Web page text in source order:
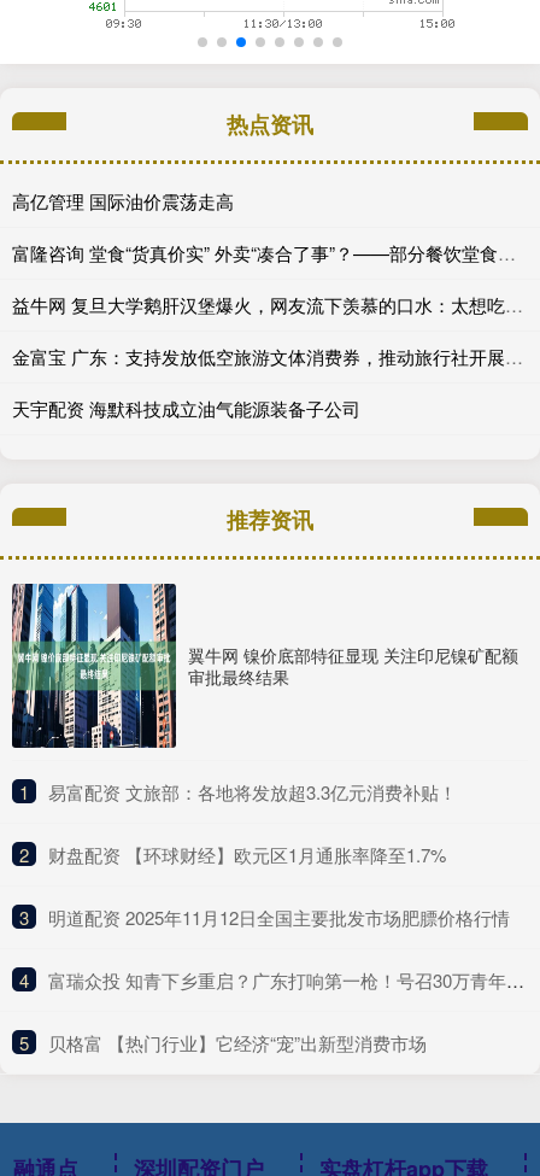
热点资讯
高亿管理 国际油价震荡走高
富隆咨询 堂食“货真价实” 外卖“凑合了事”？——部分餐饮堂食外卖“双标”现象调查_商家_消费者_一家
益牛网 复旦大学鹅肝汉堡爆火，网友流下羡慕的口水：太想吃了！
金富宝 广东：支持发放低空旅游文体消费券，推动旅行社开展低空旅游业务
天宇配资 海默科技成立油气能源装备子公司
推荐资讯
翼牛网 镍价底部特征显现 关注印尼镍矿配额
审批最终结果
1 ​易富配资 文旅部：各地将发放超3.3亿元消费补贴！
2 ​财盘配资 【环球财经】欧元区1月通胀率降至1.7%
3 ​明道配资 2025年11月12日全国主要批发市场肥膘价格行情
4 ​富瑞众投 知青下乡重启？广东打响第一枪！号召30万青年，下乡返乡兴乡
5 ​贝格富 【热门行业】它经济“宠”出新型消费市场
融通点 深圳配资门户 实盘杠杆app下载